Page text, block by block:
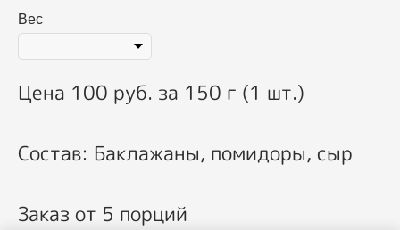
Вес
Цена 100 руб. за 150 г (1 шт.)
Состав: Баклажаны, помидоры, сыр
Заказ от 5 порций